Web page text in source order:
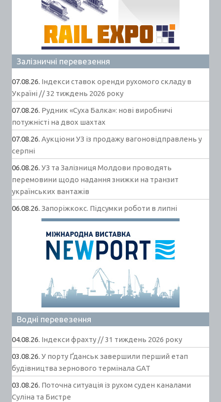
Залізничні перевезення
07.08.26. Індекси ставок оренди рухомого складу в
Україні // 32 тиждень 2026 року
07.08.26. Рудник «Суха Балка»: нові виробничі
потужністі на двох шахтах
07.08.26. Аукціони УЗ із продажу вагоновідправлень у
серпні
06.08.26. УЗ та Залізниця Молдови проводять
перемовини щодо надання знижки на транзит
українських вантажів
06.08.26. Запоріжкокс. Підсумки роботи в липні
Водні перевезення
04.08.26. Індекси фрахту // 31 тиждень 2026 року
03.08.26. У порту Ґданськ завершили перший етап
будівництва зернового термінала GAT
03.08.26. Поточна ситуація із рухом суден каналами
Суліна та Бистре